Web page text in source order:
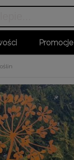
Promocje